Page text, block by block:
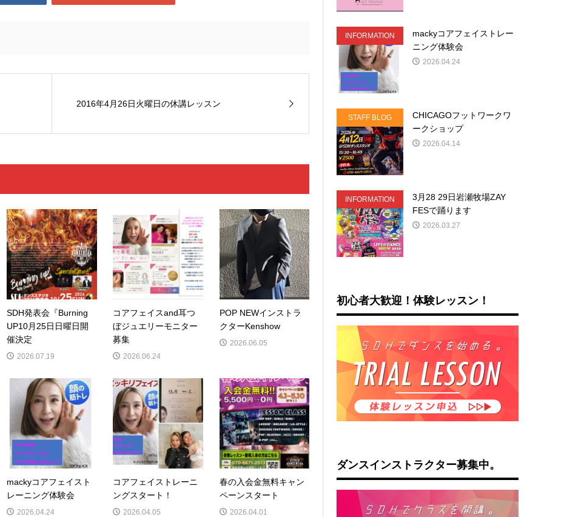
2016年4月26日火曜日の休講レッスン
SDH発表会『Burning
UP10月25日日曜日開
催決定
2026.07.19
コアフェイスand耳つ
ぼジュエリーモニター
募集
2026.06.24
POP NEWインストラ
クターKenshow
2026.06.05
mackyコアフェイスト
レーニング体験会
2026.04.24
コアフェイストレーニ
ングスタート！
2026.04.05
春の入会金無料キャン
ペーンスタート
2026.04.01
INFORMATION
mackyコアフェイストレー
ニング体験会
2026.04.24
STAFF BLOG
CHICAGOフットワークワ
ークショップ
2026.04.14
INFORMATION
3月28 29日岩瀬牧場ZAY
FESで踊ります
2026.03.27
初心者大歓迎！体験レッスン！
ダンスインストラクター募集中。